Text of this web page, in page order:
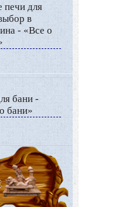
печи для
в
- «Все о
бани -
бани»